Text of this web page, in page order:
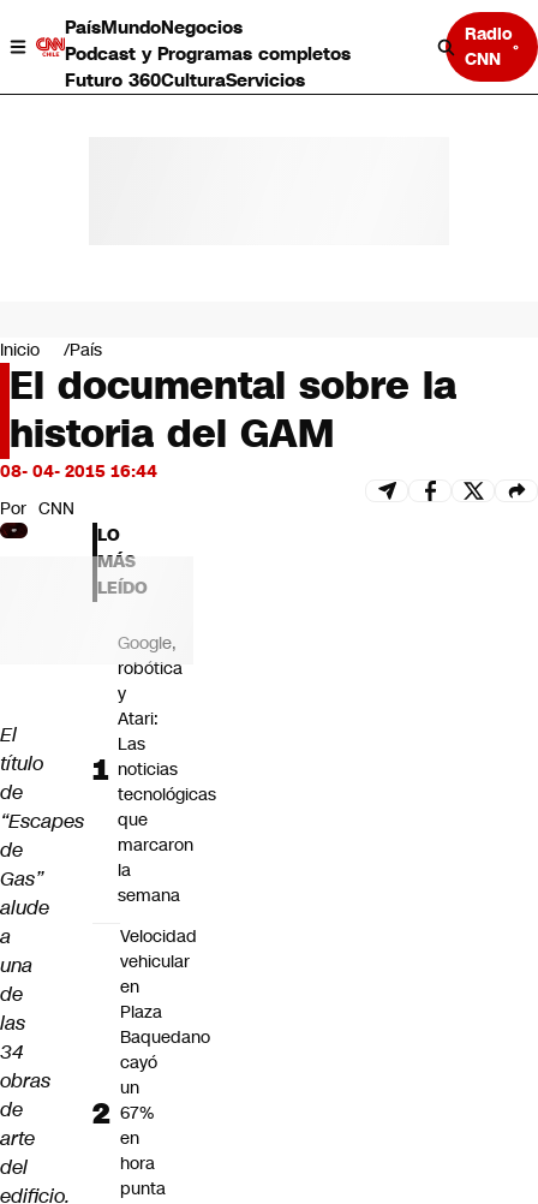
PaísMundoNegocios
Podcast y Programas completos
Futuro 360CulturaServicios
Radio
CNN
Negocios
Deportes
Programas completos
Cultura
Servicios
Bits
CNN Data
CNN tiempo
Futuro 360
Inicio País
El documental sobre la
historia del GAM
08- 04- 2015 16:44
Por CNN
El
título
de
“Escapes
de
Gas”
alude
a
una
de
las
34
obras
de
arte
del
edificio.
LO
MÁS
LEÍDO
Google,
robótica
y
Atari:
Las
noticias
tecnológicas
que
marcaron
la
semana
Velocidad
vehicular
en
Plaza
Baquedano
cayó
un
67%
en
hora
punta